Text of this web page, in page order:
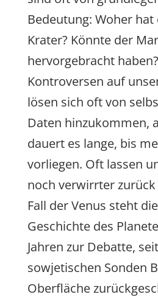
Bedeutung: Woher
Krater? Könnte der
hervorgebracht
Kontroversen auf
lösen sich oft von
Daten hinzukommen,
dauert es lange, bis
vorliegen. Oft lassen
noch verwirrter zurück
Fall der Venus steht
Geschichte des
Jahren zur Debatte,
sowjetischen Sonden
Oberfläche